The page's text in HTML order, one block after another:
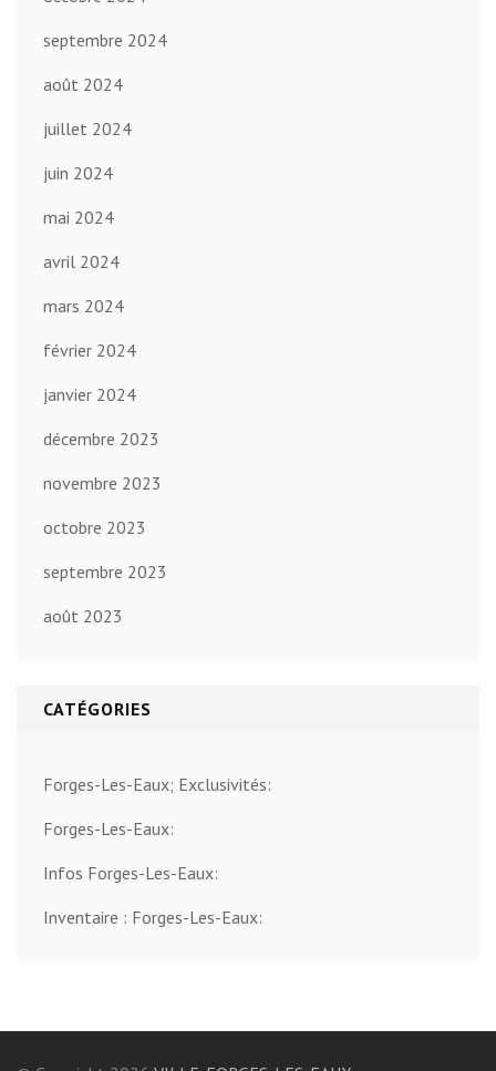
septembre 2024
août 2024
juillet 2024
juin 2024
mai 2024
avril 2024
mars 2024
février 2024
janvier 2024
décembre 2023
novembre 2023
octobre 2023
septembre 2023
août 2023
CATÉGORIES
Forges-Les-Eaux; Exclusivités:
Forges-Les-Eaux:
Infos Forges-Les-Eaux:
Inventaire : Forges-Les-Eaux: